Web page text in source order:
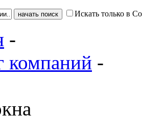
Искать только в
-
компаний -